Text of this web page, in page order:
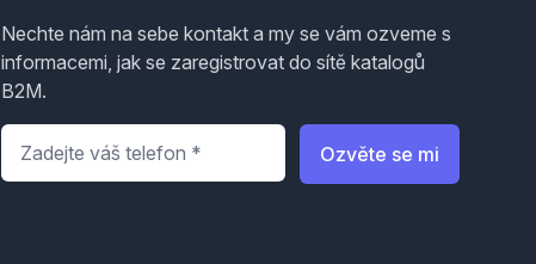
Nechte nám na sebe kontakt a my se vám ozveme s
informacemi, jak se zaregistrovat do sítě katalogů
B2M.
Telefon
Ozvěte se mi